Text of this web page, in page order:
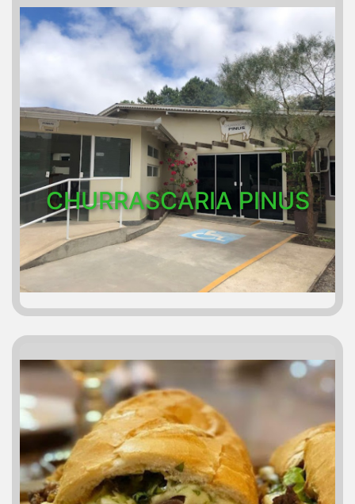
CHURRASCARIA PINUS